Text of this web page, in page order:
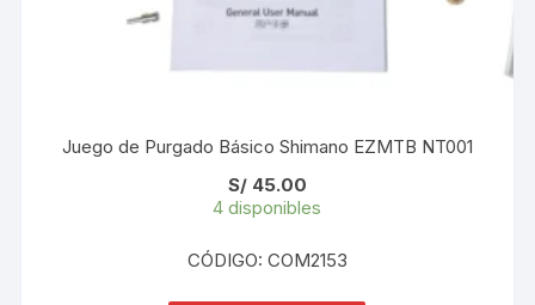
Juego de Purgado Básico Shimano EZMTB NT001
S/45.00
4 disponibles
CÓDIGO: COM2153